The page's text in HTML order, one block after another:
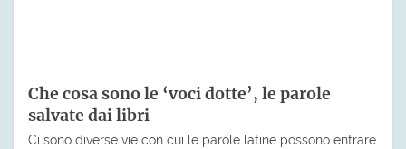
Che cosa sono le ‘voci dotte’, le parole
salvate dai libri
Ci sono diverse vie con cui le parole latine possono entrare